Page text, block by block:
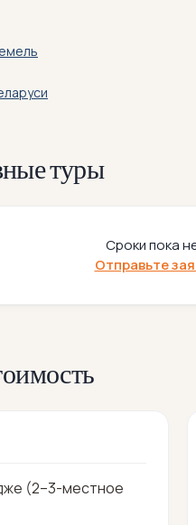
туры
Сроки пока
Отправьте
(2–3-местное